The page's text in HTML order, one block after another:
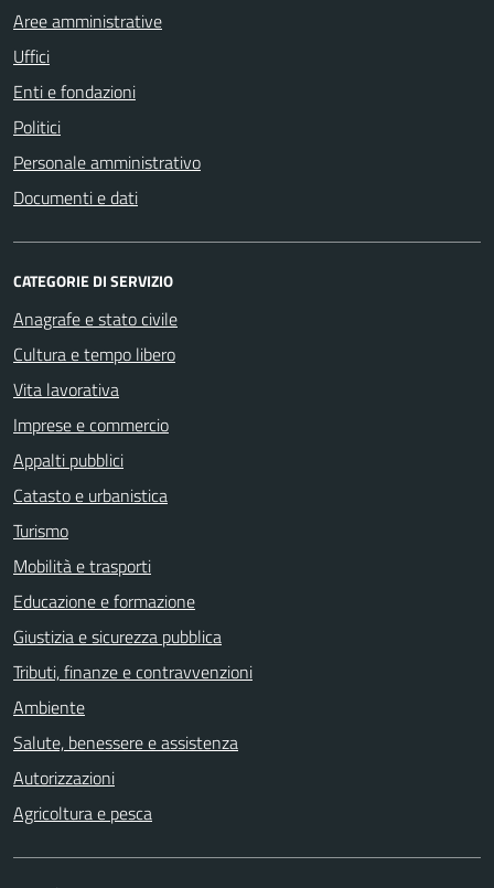
Aree amministrative
Uffici
Enti e fondazioni
Politici
Personale amministrativo
Documenti e dati
CATEGORIE DI SERVIZIO
Anagrafe e stato civile
Cultura e tempo libero
Vita lavorativa
Imprese e commercio
Appalti pubblici
Catasto e urbanistica
Turismo
Mobilità e trasporti
Educazione e formazione
Giustizia e sicurezza pubblica
Tributi, finanze e contravvenzioni
Ambiente
Salute, benessere e assistenza
Autorizzazioni
Agricoltura e pesca